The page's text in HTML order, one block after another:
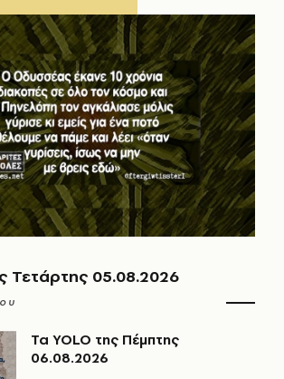
Τετάρτης 05.08.2026
Τα YOLO της Πέμπτης
06.08.2026